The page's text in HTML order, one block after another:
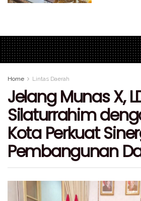
Home Lintas Daerah
Jelang Munas X,
Silaturrahim
Kota Perkuat
Pembangunan